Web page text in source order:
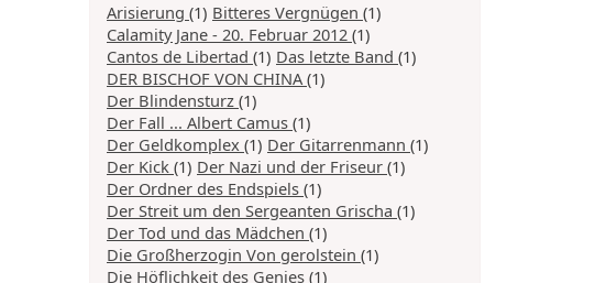
Arisierung (1) Bitteres Vergnügen (1)
Calamity Jane - 20. Februar 2012 (1)
Cantos de Libertad (1) Das letzte Band (1)
DER BISCHOF VON CHINA(1)
Der Blindensturz (1)
Der Fall ... Albert Camus (1)
Der Geldkomplex (1) Der Gitarrenmann (1)
Der Kick (1) Der Nazi und der Friseur (1)
Der Ordner des Endspiels (1)
Der Streit um den Sergeanten Grischa (1)
Der Tod und das Mädchen (1)
Die Großherzogin Von gerolstein (1)
Die Höflichkeit des Genies (1)